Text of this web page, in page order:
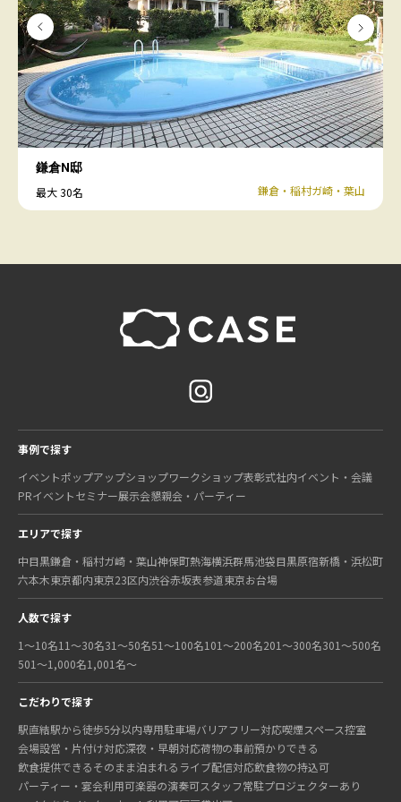
鎌倉N邸
最大 30名 鎌倉・稲村ガ崎・葉山
事例で探す
イベントポップアップショップワークショップ表彰式社内イベント・会議
PRイベントセミナー展示会懇親会・パーティー
エリアで探す
中目黒鎌倉・稲村ガ崎・葉山神保町熱海横浜群馬池袋目黒原宿新橋・浜松町
六本木東京都内東京23区内渋谷赤坂表参道東京お台場
人数で探す
1〜10名11〜30名31〜50名51〜100名101〜200名201〜300名301〜500名
501〜1,000名1,001名〜
こだわりで探す
駅直結駅から徒歩5分以内専用駐車場バリアフリー対応喫煙スペース控室
会場設営・片付け対応深夜・早朝対応荷物の事前預かりできる
飲食提供できるそのまま泊まれる ライブ配信対応飲食物の持込可
パーティー・宴会利用可楽器の演奏可スタッフ常駐プロジェクターあり